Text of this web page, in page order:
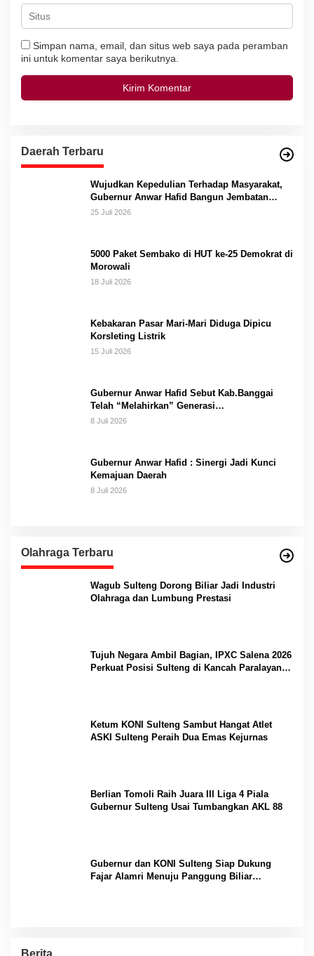
Simpan nama, email, dan situs web saya pada peramban
ini untuk komentar saya berikutnya.
Daerah Terbaru
Wujudkan Kepedulian Terhadap Masyarakat,
Gubernur Anwar Hafid Bangun Jembatan
Gantung Masungkang dengan Dana Pribadi
25 Juli 2026
5000 Paket Sembako di HUT ke-25 Demokrat di
Morowali
18 Juli 2026
Kebakaran Pasar Mari-Mari Diduga Dipicu
Korsleting Listrik
15 Juli 2026
Gubernur Anwar Hafid Sebut Kab.Banggai
Telah “Melahirkan” Generasi…
8 Juli 2026
Gubernur Anwar Hafid : Sinergi Jadi Kunci
Kemajuan Daerah
8 Juli 2026
Olahraga Terbaru
Wagub Sulteng Dorong Biliar Jadi Industri
Olahraga dan Lumbung Prestasi
Tujuh Negara Ambil Bagian, IPXC Salena 2026
Perkuat Posisi Sulteng di Kancah Paralayang
Ketum KONI Sulteng Sambut Hangat Atlet
ASKI Sulteng Peraih Dua Emas Kejurnas
Berlian Tomoli Raih Juara III Liga 4 Piala
Gubernur Sulteng Usai Tumbangkan AKL 88
Gubernur dan KONI Sulteng Siap Dukung
Fajar Alamri Menuju Panggung Biliar
Berita